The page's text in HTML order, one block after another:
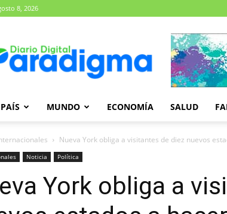
8, 2026
Paradigma
PAÍS MUNDO ECONOMÍA SALUD
Nueva York obliga a visitantes de diez nuevos
Noticia Política
York obliga a